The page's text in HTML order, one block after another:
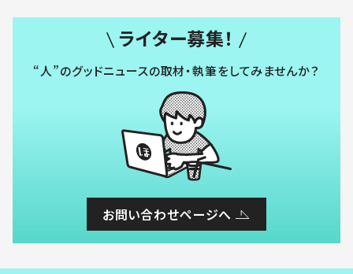
ライター募集！
“人”のグッドニュースの取材・執筆をしてみませんか？
お問い合わせページへ